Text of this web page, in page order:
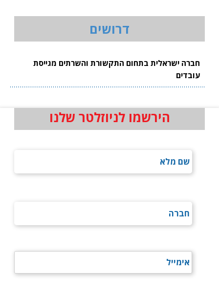
דרושים
חברה ישראלית בתחום התקשורת והשרתים מגייסת
עובדים
הירשמו לניוזלטר שלנו